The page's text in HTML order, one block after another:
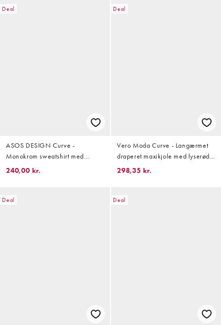
Deal
ASOS DESIGN Curve -
Monokrom sweatshirt med
hybrid-tekstur og midikjole under
240,00 kr.
Deal
Vero Moda Curve - Langærmet
draperet maxikjole med lyserødt
og orange marmorprint i mesh
298,35 kr.
Deal Deal